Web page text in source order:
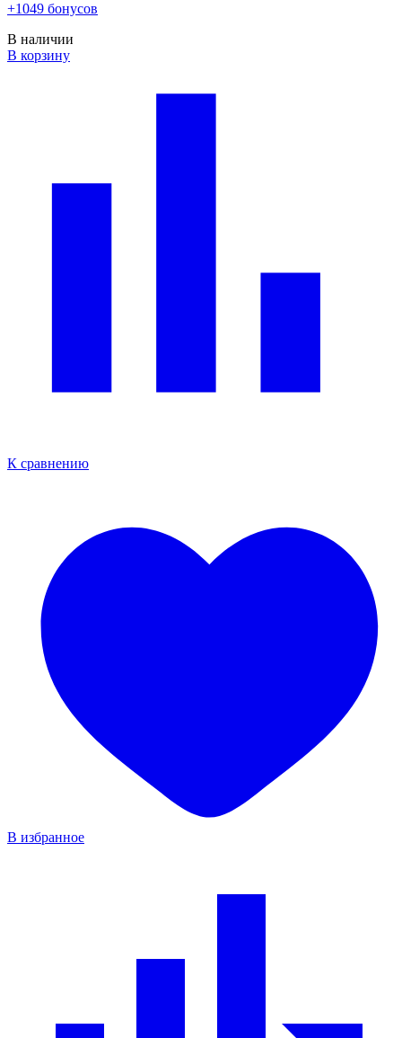
+1049 бонусов
В наличии
В корзину
К сравнению
В избранное